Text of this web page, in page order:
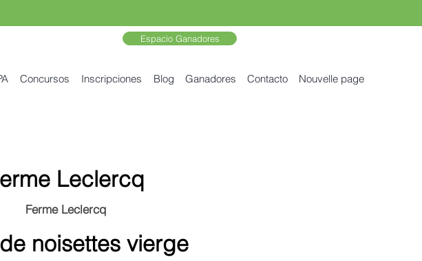
Espacio Ganadores
Concursos Inscripciones Blog Ganadores Contacto Nouvelle page
Leclercq
Ferme Leclercq
noisettes vierge